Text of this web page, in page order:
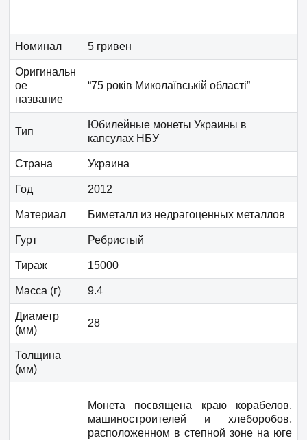
Номинал 5 гривен
Оригинальн
ое
название
“75 років Миколаївській області”
Тип
Юбилейные монеты Украины в
капсулах НБУ
Страна Украина
Год 2012
Материал Биметалл из недрагоценных металлов
Гурт Ребристый
Тираж 15000
Масса (г) 9.4
Диаметр
(мм)
28
Толщина
(мм)
Монета посвящена краю корабелов,
машиностроителей и хлеборобов,
расположенном в степной зоне на юге